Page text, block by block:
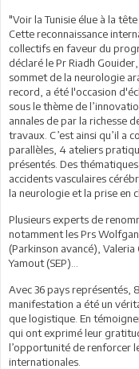
"Voir la Tunisie élue à la
Cette reconnaissance
collectifs en faveur du
déclaré le Pr Riadh
sommet de la neurologie
record, a été l'occasion
sous le thème de
annales de par la richesse
travaux. C’est ainsi qu’il a
parallèles, 4 ateliers
présentés. Des
accidents vasculaires
la neurologie et la prise en
Plusieurs experts de
notamment les Prs
(Parkinson avancé),
Yamout (SEP)…
Avec 36 pays représentés,
manifestation a été un
que logistique. En
qui ont exprimé leur
l’opportunité de renforcer
internationales.